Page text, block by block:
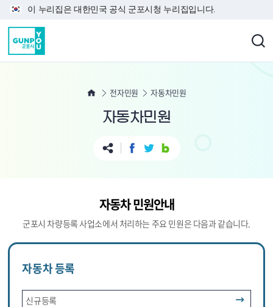
본문 바로가기
이 누리집은 대한민국 공식 군포시청 누리집입니다.
전자민원 자동차민원
자동차민원
자동차 민원안내
군포시 차량등록 사업소에서 처리하는 주요 민원은 다음과 같습니다.
자동차 등록
신규등록